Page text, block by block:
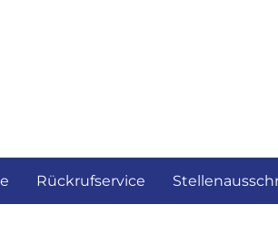
Rückrufservice